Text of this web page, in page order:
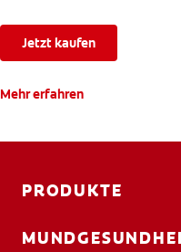
Jetzt kaufen
Mehr erfahren
PRODUKTE